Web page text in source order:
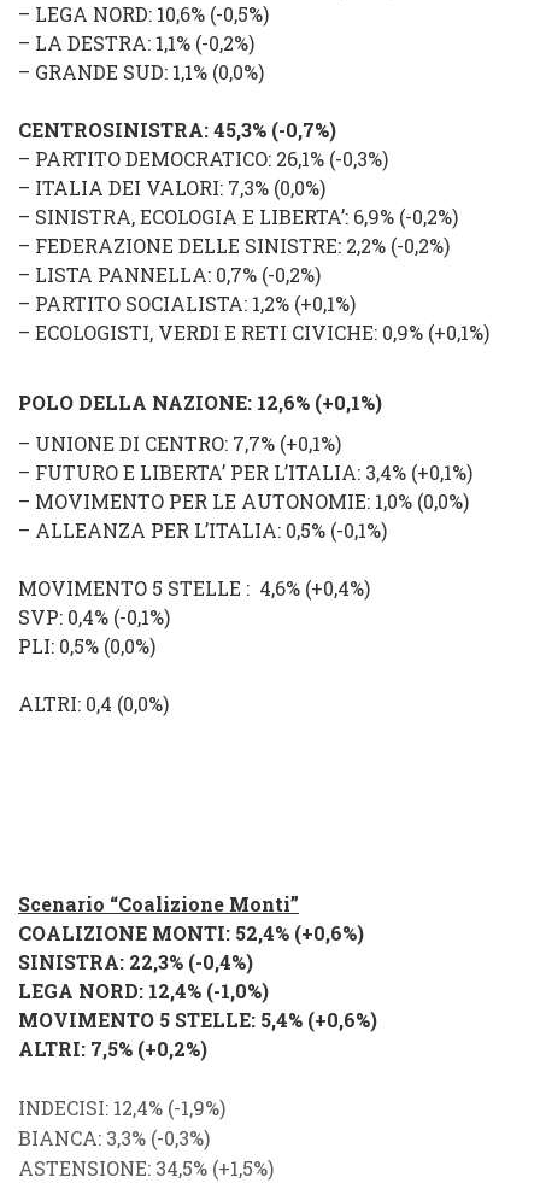
– LEGA NORD: 10,6% (-0,5%)
– LA DESTRA: 1,1% (-0,2%)
– GRANDE SUD: 1,1% (0,0%)
CENTROSINISTRA: 45,3% (-0,7%)
– PARTITO DEMOCRATICO: 26,1% (-0,3%)
– ITALIA DEI VALORI: 7,3% (0,0%)
– SINISTRA, ECOLOGIA E LIBERTA’: 6,9% (-0,2%)
– FEDERAZIONE DELLE SINISTRE: 2,2% (-0,2%)
– LISTA PANNELLA: 0,7% (-0,2%)
– PARTITO SOCIALISTA: 1,2% (+0,1%)
– ECOLOGISTI, VERDI E RETI CIVICHE: 0,9% (+0,1%)
POLO DELLA NAZIONE: 12,6% (+0,1%)
– UNIONE DI CENTRO: 7,7% (+0,1%)
– FUTURO E LIBERTA’ PER L’ITALIA: 3,4% (+0,1%)
– MOVIMENTO PER LE AUTONOMIE: 1,0% (0,0%)
– ALLEANZA PER L’ITALIA: 0,5% (-0,1%)
MOVIMENTO 5 STELLE : 4,6% (+0,4%)
SVP: 0,4% (-0,1%)
PLI: 0,5% (0,0%)
ALTRI: 0,4 (0,0%)
Scenario “Coalizione Monti”
COALIZIONE MONTI: 52,4% (+0,6%)
SINISTRA: 22,3% (-0,4%)
LEGA NORD: 12,4% (-1,0%)
MOVIMENTO 5 STELLE: 5,4% (+0,6%)
ALTRI: 7,5% (+0,2%)
INDECISI: 12,4% (-1,9%)
BIANCA: 3,3% (-0,3%)
ASTENSIONE: 34,5% (+1,5%)